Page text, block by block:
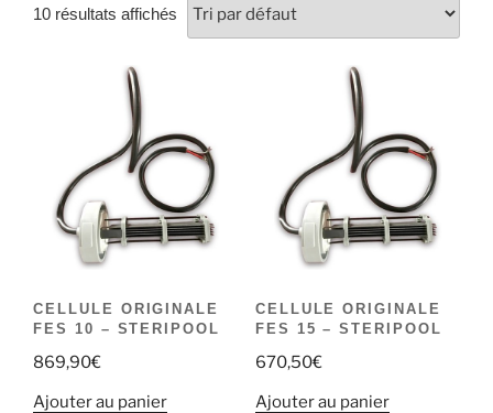
10 résultats affichés
CELLULE ORIGINALE
FES 10 – STERIPOOL
869,90€
Ajouter au panier
CELLULE ORIGINALE
FES 15 – STERIPOOL
670,50€
Ajouter au panier